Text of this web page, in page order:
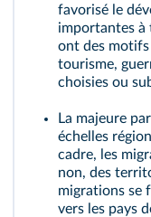
favorisé le
importantes à
ont des motifs
tourisme,
choisies ou
La majeure
échelles
cadre, les
non, des
migrations se
vers les pays